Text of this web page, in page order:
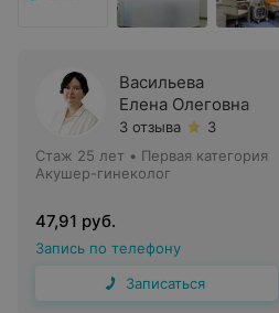
Васильева
Елена Олеговна
3 отзыва
3
Стаж 25 лет • Первая категория
Акушер-гинеколог
47,91 руб.
Запись по телефону
Записаться